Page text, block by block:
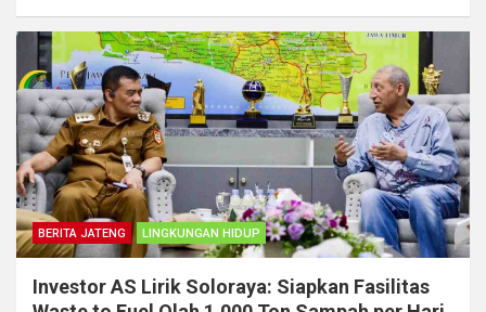
BERITA JATENG LINGKUNGAN HIDUP
Investor AS Lirik Soloraya: Siapkan Fasilitas